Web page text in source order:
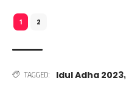
1 2
TAGGED: Idul Adha 2023,